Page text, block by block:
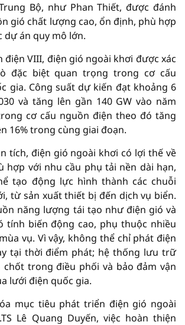
Bộ, như Phan Thiết, được đánh
gió chất lượng cao, ổn định, phù hợp
dự án quy mô lớn.
điện VIII, điện gió ngoài khơi được xác
đặc biệt quan trọng trong cơ cấu
gia. Công suất dự kiến đạt khoảng 6
và tăng lên gần 140 GW vào năm
cơ cấu nguồn điện theo đó tăng
16% trong cùng giai đoạn.
tích, điện gió ngoài khơi có lợi thế về
hợp với nhu cầu phụ tải nền dài hạn,
tạo động lực hình thành các chuỗi
từ sản xuất thiết bị đến dịch vụ biển.
năng lượng tái tạo như điện gió và
tính biến động cao, phụ thuộc nhiều
vụ. Vì vậy, không thể chỉ phát điện
tại thời điểm phát; hệ thống lưu trữ
trong điều phối và bảo đảm vận
lưới điện quốc gia.
mục tiêu phát triển điện gió ngoài
Lê Quang Duyến, việc hoàn thiện